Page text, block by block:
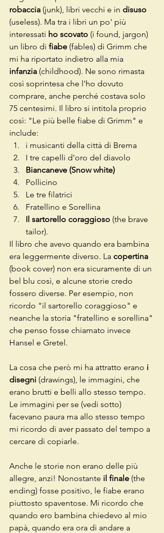
robaccia (junk), libri vecchi e in disuso
(useless). Ma tra i libri un po' più
interessati ho scovato (i found, jargon)
un libro di fiabe (fables) di Grimm che
mi ha riportato indietro alla mia
infanzia (childhood). Ne sono rimasta
così soprintesa che l'ho dovuto
comprare, anche perché costava solo
75 centesimi. Il libro si intitola proprio
così: "Le più belle fiabe di Grimm" e
include:
i musicanti della città di Brema
I tre capelli d'oro del diavolo
Biancaneve (Snow white)
Pollicino
Le tre filatrici
Fratellino e Sorellina
Il sartorello coraggioso (the brave
tailor).
Il libro che avevo quando era bambina
era leggermente diverso. La copertina
(book cover) non era sicuramente di un
bel blu così, e alcune storie credo
fossero diverse. Per esempio, non
ricordo "il sartorello coraggioso" e
neanche la storia "fratellino e sorellina"
che penso fosse chiamato invece
Hansel e Gretel.
La cosa che però mi ha attratto erano i
disegni (drawings), le immagini, che
erano brutti e belli allo stesso tempo.
Le immagini per se (vedi sotto)
facevano paura ma allo stesso tempo
mi ricordo di aver passato del tempo a
cercare di copiarle.
Anche le storie non erano delle più
allegre, anzi! Nonostante il finale (the
ending) fosse positivo, le fiabe erano
piuttosto spaventose. Mi ricordo che
quando ero bambina chiedevo al mio
papà, quando era ora di andare a